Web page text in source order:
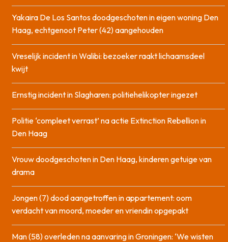
Yakaira De Los Santos doodgeschoten in eigen woning Den
Haag, echtgenoot Peter (42) aangehouden
Vreselijk incident in Walibi: bezoeker raakt lichaamsdeel
kwijt
Ernstig incident in Slagharen: politiehelikopter ingezet
Politie ‘compleet verrast’ na actie Extinction Rebellion in
Den Haag
Vrouw doodgeschoten in Den Haag, kinderen getuige van
drama
Jongen (7) dood aangetroffen in appartement: oom
verdacht van moord, moeder en vriendin opgepakt
Man (58) overleden na aanvaring in Groningen: ‘We wisten